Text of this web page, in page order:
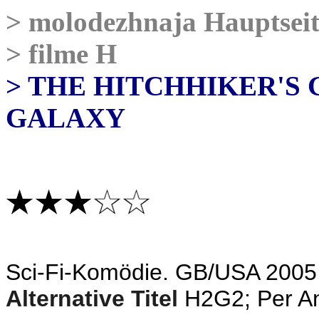
> molodezhnaja
> filme H
> THE HITCHHIKER'S
GALAXY
Sci-Fi-Komödie. GB/USA 2005
Alternative Titel H2G2; Per